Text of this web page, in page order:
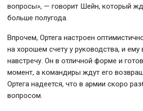
вопросы», — говорит Шейн, который
больше полугода.
Впрочем, Ортега настроен
на хорошем счету у руководства, и
навстречу. Он в отличной форме и
момент, а командиры ждут его
Ортега надеется, что в армии скоро
вопросом.